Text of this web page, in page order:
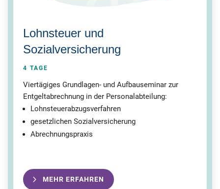
Lohnsteuer und
Sozialversicherung
4 TAGE
Viertägiges Grundlagen- und Aufbauseminar zur
Entgeltabrechnung in der Personalabteilung:
Lohnsteuerabzugsverfahren
gesetzlichen Sozialversicherung
Abrechnungspraxis
MEHR ERFAHREN